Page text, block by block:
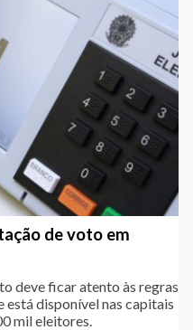
de voto em
deve ficar atento às regras
está disponível nas capitais
mil eleitores.